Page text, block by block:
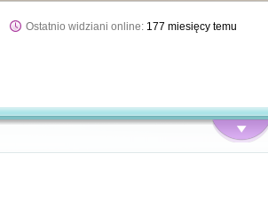
Ostatnio widziani online: 177 miesięcy temu